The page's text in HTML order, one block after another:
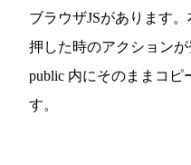
ブラウザJSがあります
押した時のアクション
public 内にそのままコピ
す。